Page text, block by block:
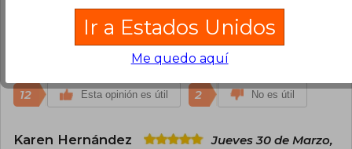
Juan Ríos
Lunes 25 de Enero, 2021
Compra Verificada
Una historia que te atrapa de principio a fin, un
thriller para devorar hasta no ver resuelto.
12 Esta opinión es útil 2 No es útil
Karen Hernández
Jueves 30 de Marzo,
Ir a Estados Unidos
Me quedo aquí